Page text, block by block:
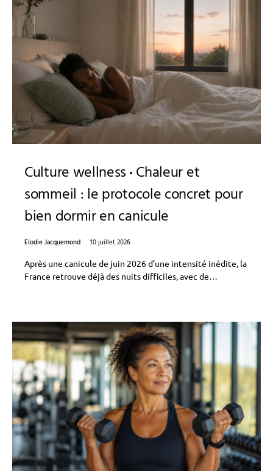
Culture wellness Chaleur et
sommeil : le protocole concret pour
bien dormir en canicule
Elodie Jacquemond
10 juillet 2026
Après une canicule de juin 2026 d’une intensité inédite, la
France retrouve déjà des nuits difficiles, avec de…